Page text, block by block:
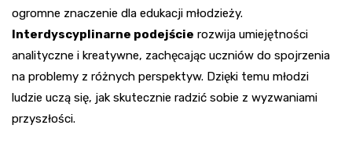
ogromne znaczenie dla edukacji młodzieży.
Interdyscyplinarne podejście rozwija umiejętności
analityczne i kreatywne, zachęcając uczniów do spojrzenia
na problemy z różnych perspektyw. Dzięki temu młodzi
ludzie uczą się, jak skutecznie radzić sobie z wyzwaniami
przyszłości.